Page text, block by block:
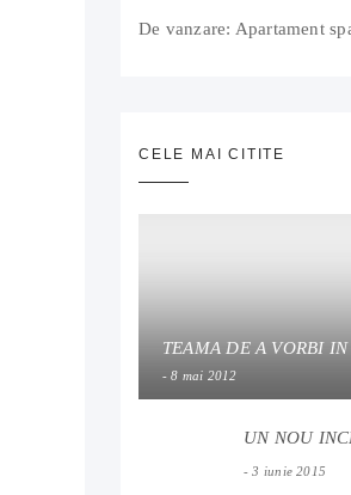
CELE MAI CITITE
TEAMA DE A VORBI
8 mai 2012
UN NOU
3 iunie 2015